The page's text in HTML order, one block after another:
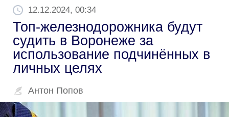
12.12.2024, 00:34
Топ-железнодорожника будут
судить в Воронеже за
использование подчинённых в
личных целях
Антон Попов